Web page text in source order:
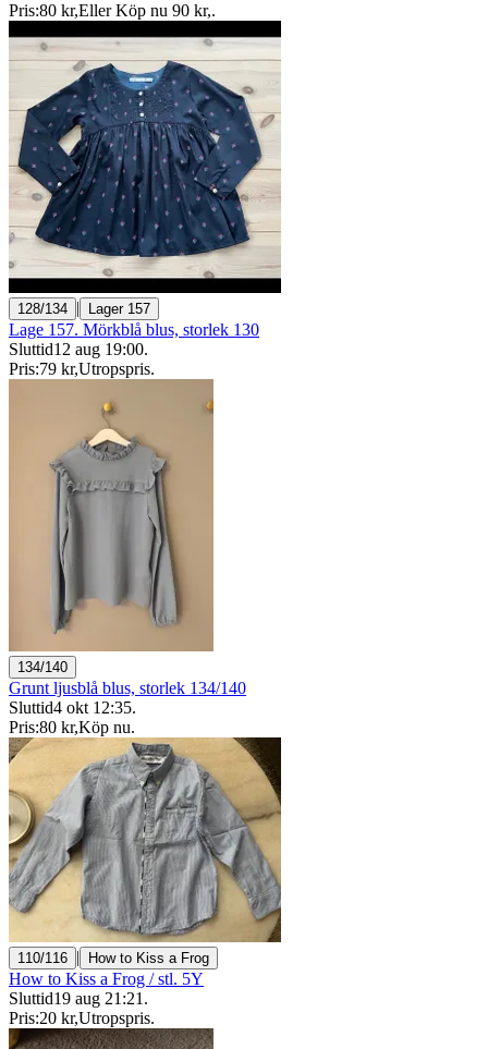
Pris:80 kr,Eller Köp nu 90 kr,.
128/134 | Lager 157
Lage 157. Mörkblå blus, storlek 130
Sluttid12 aug 19:00.
Pris:79 kr,Utropspris.
134/140
Grunt ljusblå blus, storlek 134/140
Sluttid4 okt 12:35.
Pris:80 kr,Köp nu.
110/116 | How to Kiss a Frog
How to Kiss a Frog / stl. 5Y
Sluttid19 aug 21:21 .
Pris:20 kr,Utropspris.